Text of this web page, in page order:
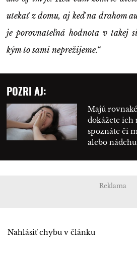
utekať z domu, aj keď na drahom
je porovnateľná hodnota v takej
kým to sami neprežijeme.“
POZRI AJ:
Majú
dokážete ich
spoznáte či
alebo nádchu
Reklama
Nahlásiť chybu v článku